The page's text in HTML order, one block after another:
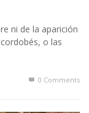
ni de la aparición
o las
0 Comments